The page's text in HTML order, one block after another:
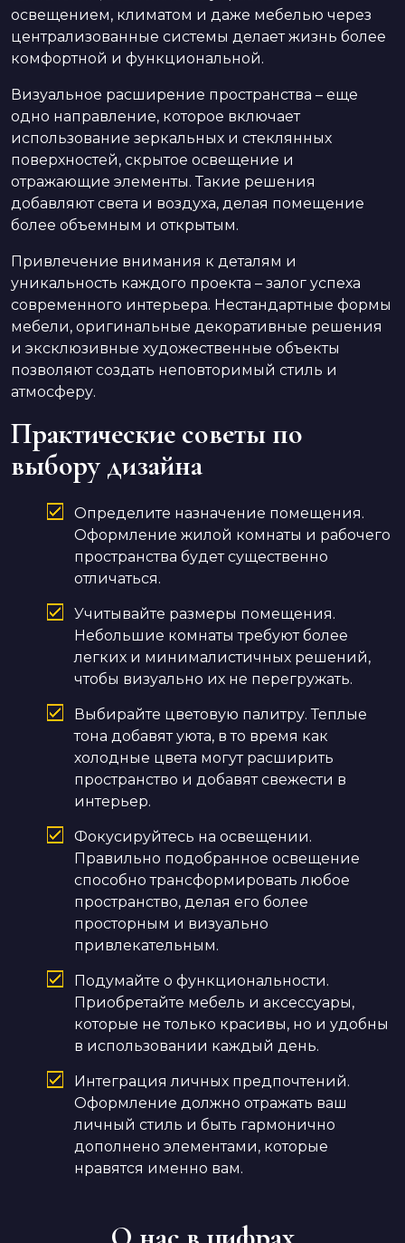
освещением, климатом и даже мебелью через
централизованные системы делает жизнь более
комфортной и функциональной.
Визуальное расширение пространства – еще
одно направление, которое включает
использование зеркальных и стеклянных
поверхностей, скрытое освещение и
отражающие элементы. Такие решения
добавляют света и воздуха, делая помещение
более объемным и открытым.
Привлечение внимания к деталям и
уникальность каждого проекта – залог успеха
современного интерьера. Нестандартные формы
мебели, оригинальные декоративные решения
и эксклюзивные художественные объекты
позволяют создать неповторимый стиль и
атмосферу.
Практические советы по
выбору дизайна
Определите назначение помещения.
Оформление жилой комнаты и рабочего
пространства будет существенно
отличаться.
Учитывайте размеры помещения.
Небольшие комнаты требуют более
легких и минималистичных решений,
чтобы визуально их не перегружать.
Выбирайте цветовую палитру. Теплые
тона добавят уюта, в то время как
холодные цвета могут расширить
пространство и добавят свежести в
интерьер.
Фокусируйтесь на освещении.
Правильно подобранное освещение
способно трансформировать любое
пространство, делая его более
просторным и визуально
привлекательным.
Подумайте о функциональности.
Приобретайте мебель и аксессуары,
которые не только красивы, но и удобны
в использовании каждый день.
Интеграция личных предпочтений.
Оформление должно отражать ваш
личный стиль и быть гармонично
дополнено элементами, которые
нравятся именно вам.